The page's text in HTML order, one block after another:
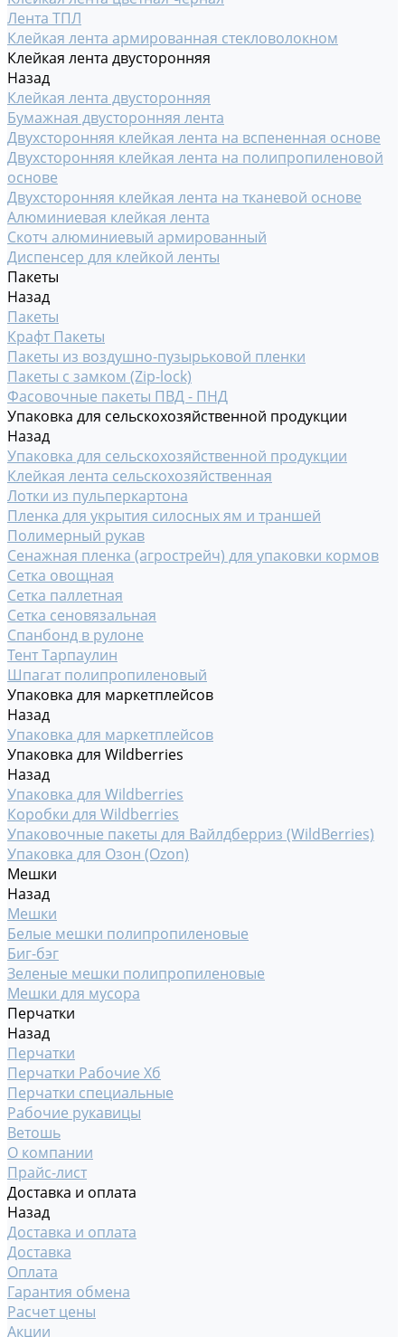
Лента ТПЛ
Клейкая лента армированная стекловолокном
Клейкая лента двусторонняя
Назад
Клейкая лента двусторонняя
Бумажная двусторонняя лента
Двухсторонняя клейкая лента на вспененная основе
Двухсторонняя клейкая лента на полипропиленовой
основе
Двухсторонняя клейкая лента на тканевой основе
Алюминиевая клейкая лента
Скотч алюминиевый армированный
Диспенсер для клейкой ленты
Пакеты
Назад
Пакеты
Крафт Пакеты
Пакеты из воздушно-пузырьковой пленки
Пакеты с замком (Zip-lock)
Фасовочные пакеты ПВД - ПНД
Упаковка для сельскохозяйственной продукции
Назад
Упаковка для сельскохозяйственной продукции
Клейкая лента сельскохозяйственная
Лотки из пульперкартона
Пленка для укрытия силосных ям и траншей
Полимерный рукав
Сенажная пленка (агрострейч) для упаковки кормов
Сетка овощная
Сетка паллетная
Сетка сеновязальная
Спанбонд в рулоне
Тент Тарпаулин
Шпагат полипропиленовый
Упаковка для маркетплейсов
Назад
Упаковка для маркетплейсов
Упаковка для Wildberries
Назад
Упаковка для Wildberries
Коробки для Wildberries
Упаковочные пакеты для Вайлдберриз (WildBerries)
Упаковка для Озон (Ozon)
Мешки
Назад
Мешки
Белые мешки полипропиленовые
Биг-бэг
Зеленые мешки полипропиленовые
Мешки для мусора
Перчатки
Назад
Перчатки
Перчатки Рабочие Хб
Перчатки специальные
Рабочие рукавицы
Ветошь
О компании
Прайс-лист
Доставка и оплата
Назад
Доставка и оплата
Доставка
Оплата
Гарантия обмена
Расчет цены
Акции